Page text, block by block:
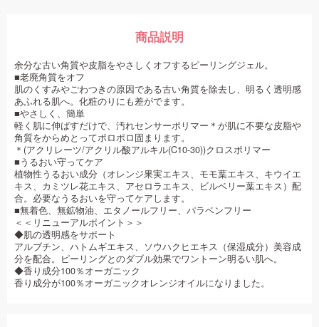
商品説明
余分な古い角質や皮脂をやさしくオフするピーリングジェル。
■老廃角質をオフ
肌のくすみやごわつきの原因である古い角質を除去し、明るく透明感
あふれる肌へ。化粧のりにも差がでます。
■やさしく、簡単
軽く肌に伸ばすだけで、汚れセンサーポリマー＊が肌に不要な皮脂や
角質をからめとってポロポロ固まります。
＊(アクリレーツ/アクリル酸アルキル(C10-30))クロスポリマー
■うるおい守ってケア
植物性うるおい成分（オレンジ果実エキス、モモ葉エキス、キウイエ
キス、カミツレ花エキス、アセロラエキス、ビルベリー葉エキス）配
合。必要なうるおいを守ってケアします。
■無着色、無鉱物油、エタノールフリー、パラベンフリー
＜＜リニューアルポイント＞＞
◆肌の透明感をサポート
アルブチン、ハトムギエキス、ソウハクヒエキス（保湿成分）美容成
分を配合。ピーリングとのダブル効果でワントーン明るい肌へ。
◆香り成分100％オーガニック
香り成分が100％オーガニックオレンジオイルになりました。